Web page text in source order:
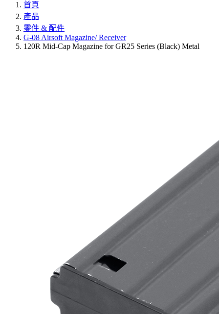
首頁
產品
零件 & 配件
G-08 Airsoft Magazine/ Receiver
120R Mid-Cap Magazine for GR25 Series (Black) Metal